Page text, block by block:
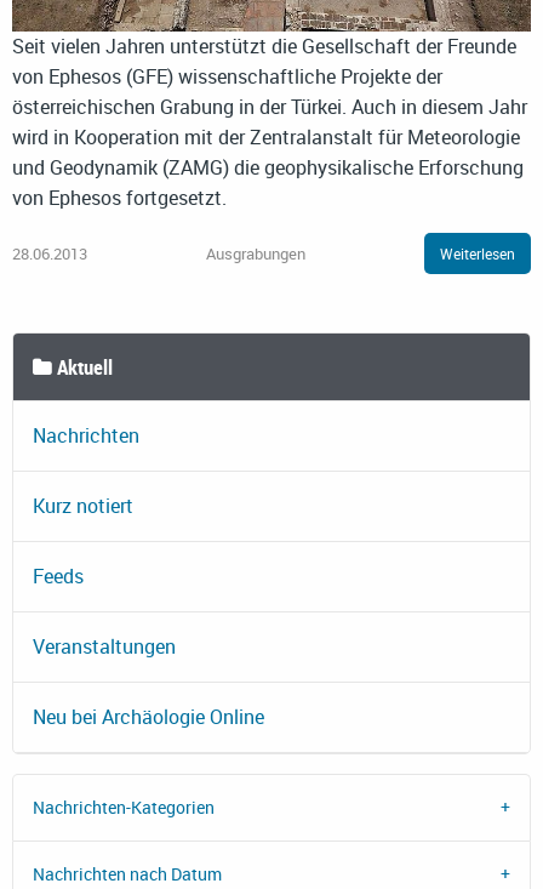
Seit vielen Jahren unterstützt die Gesellschaft der Freunde
von Ephesos (GFE) wissenschaftliche Projekte der
österreichischen Grabung in der Türkei. Auch in diesem Jahr
wird in Kooperation mit der Zentralanstalt für Meteorologie
und Geodynamik (ZAMG) die geophysikalische Erforschung
von Ephesos fortgesetzt.
28.06.2013 Ausgrabungen Weiterlesen
Aktuell
Nachrichten
Kurz notiert
Feeds
Veranstaltungen
Neu bei Archäologie Online
Nachrichten-Kategorien
Nachrichten nach Datum